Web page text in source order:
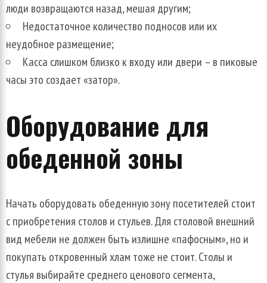
люди возвращаются назад, мешая другим;
Недостаточное количество подносов или их
неудобное размещение;
Касса слишком близко к входу или двери – в пиковые
часы это создает «затор».
Оборудование для
обеденной зоны
Начать оборудовать обеденную зону посетителей стоит
с приобретения столов и стульев. Для столовой внешний
вид мебели не должен быть излишне «пафосным», но и
покупать откровенный хлам тоже не стоит. Столы и
стулья выбирайте среднего ценового сегмента,